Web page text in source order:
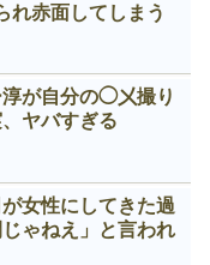
赤面してしまう
淳が自分の◯㐅撮り
、ヤバすぎる
が女性にしてきた過
ゃねえ」と言われ